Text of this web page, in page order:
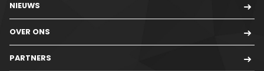
NIEUWS
OVER ONS
PARTNERS